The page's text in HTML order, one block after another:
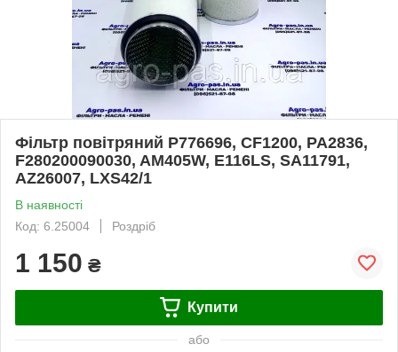
Фільтр повітряний P776696, CF1200, PA2836,
F280200090030, AM405W, E116LS, SA11791,
AZ26007, LXS42/1
В наявності
Код: 6.25004
Роздріб
1 150 ₴
Купити
або